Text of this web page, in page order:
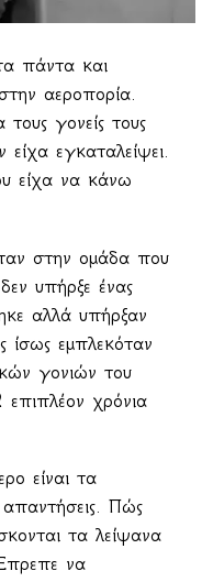
πάντα και
αεροπορία.
γονείς τους
εγκαταλείψει.
είχα να κάνω
στην ομάδα που
υπήρξε ένας
αλλά υπήρξαν
ίσως εμπλεκόταν
γονιών του
χρόνια
είναι τα
Πώς
τα λείψανα
να